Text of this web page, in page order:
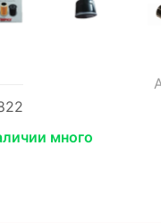
много